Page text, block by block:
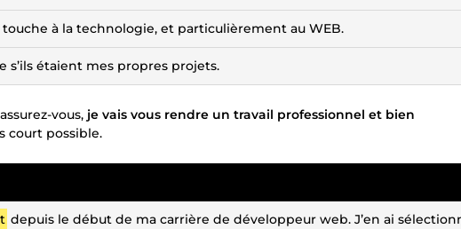
à la technologie, et particulièrement au WEB.
étaient mes propres projets.
vous, je vais vous rendre un travail professionnel et bien
court possible.
depuis le début de ma carrière de développeur web. J’en ai